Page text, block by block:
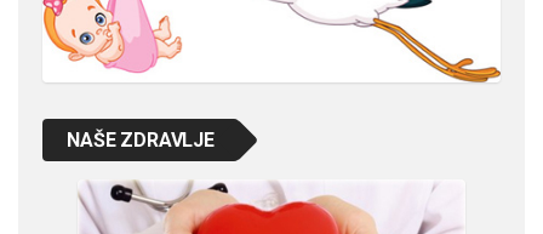
NAŠE ZDRAVLJE